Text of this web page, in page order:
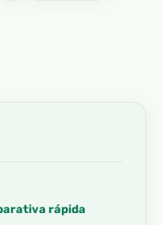
rápida